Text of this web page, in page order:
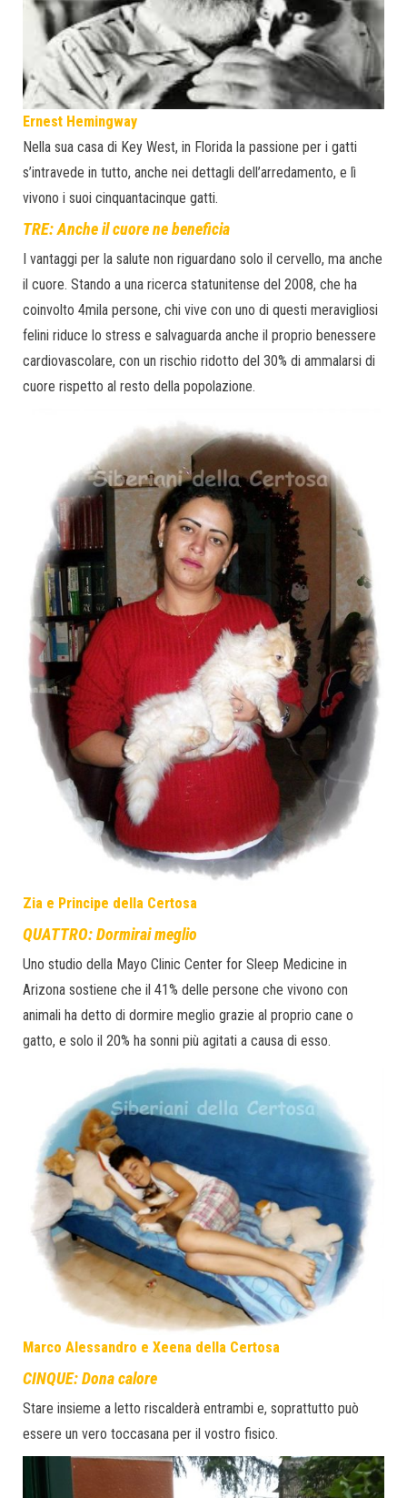
Ernest Hemingway
Nella sua casa di Key West, in Florida la passione per i gatti
s’intravede in tutto, anche nei dettagli dell’arredamento, e lì
vivono i suoi cinquantacinque gatti.
TRE: Anche il cuore ne beneficia
I vantaggi per la salute non riguardano solo il cervello, ma anche
il cuore. Stando a una ricerca statunitense del 2008, che ha
coinvolto 4mila persone, chi vive con uno di questi meravigliosi
felini riduce lo stress e salvaguarda anche il proprio benessere
cardiovascolare, con un rischio ridotto del 30% di ammalarsi di
cuore rispetto al resto della popolazione.
Zia e Principe della Certosa
QUATTRO: Dormirai meglio
Uno studio della Mayo Clinic Center for Sleep Medicine in
Arizona sostiene che il 41% delle persone che vivono con
animali ha detto di dormire meglio grazie al proprio cane o
gatto, e solo il 20% ha sonni più agitati a causa di esso.
Marco Alessandro e Xeena della Certosa
CINQUE: Dona calore
Stare insieme a letto riscalderà entrambi e, soprattutto può
essere un vero toccasana per il vostro fisico.